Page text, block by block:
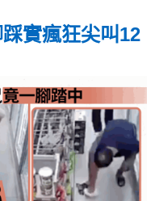
實瘋狂尖叫12